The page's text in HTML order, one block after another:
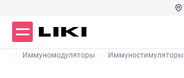
Иммуномодуляторы Иммуностимуляторы